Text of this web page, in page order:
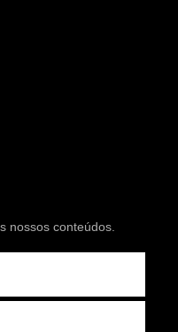
nossos conteúdos.